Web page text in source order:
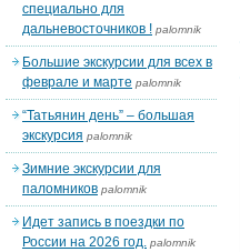
специально для
дальневосточников ! palomnik
Большие экскурсии для всех в
феврале и марте palomnik
“Татьянин день” – большая
экскурсия palomnik
Зимние экскурсии для
паломников palomnik
Идет запись в поездки по
России на 2026 год. palomnik